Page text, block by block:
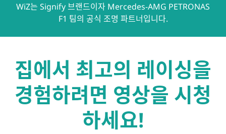
WiZ는 Signify 브랜드이자 Mercedes-AMG PETRONAS
F1 팀의 공식 조명 파트너입니다.
집에서 최고의 레이싱을
경험하려면 영상을 시청
하세요!